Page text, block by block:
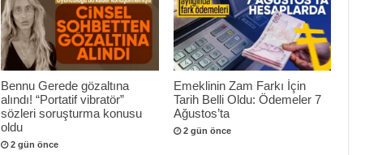
Bennu Gerede gözaltına
alındı! “Portatif vibratör”
sözleri soruşturma konusu
oldu
2 gün önce
Emeklinin Zam Farkı İçin
Tarih Belli Oldu: Ödemeler 7
Ağustos’ta
2 gün önce